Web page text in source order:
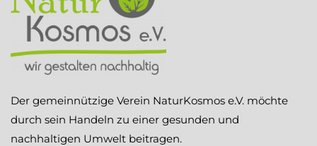
Der gemeinnützige Verein NaturKosmos e.V. möchte
durch sein Handeln zu einer gesunden und
nachhaltigen Umwelt beitragen.